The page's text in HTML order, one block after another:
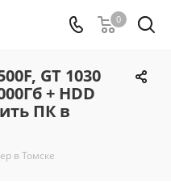
0
GT 1030
+ HDD
ПК в
в Томске